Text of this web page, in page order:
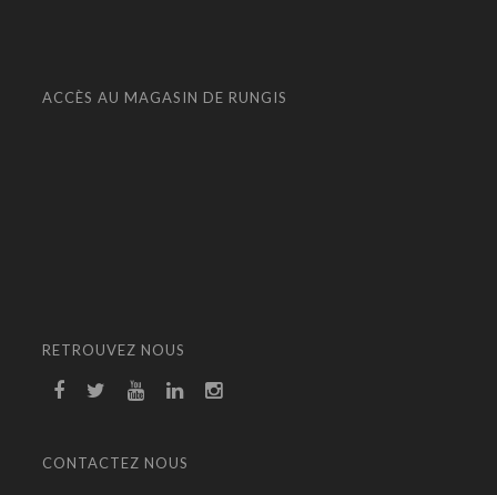
ACCÈS AU MAGASIN DE RUNGIS
RETROUVEZ NOUS
CONTACTEZ NOUS